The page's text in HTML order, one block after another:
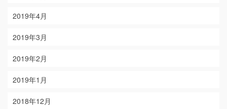
2019年4月
2019年3月
2019年2月
2019年1月
2018年12月